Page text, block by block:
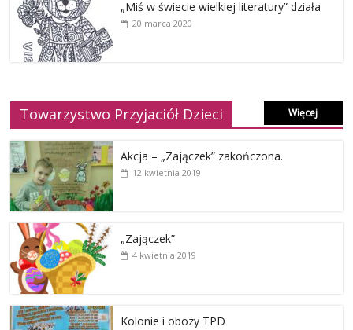
„Miś w świecie wielkiej literatury” działa
20 marca 2020
Towarzystwo Przyjaciół Dzieci Więcej
Akcja – „Zajączek” zakończona.
12 kwietnia 2019
„Zajączek”
4 kwietnia 2019
Kolonie i obozy TPD